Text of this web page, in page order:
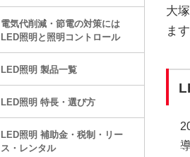
大
ます
電気代削減・節電の対策には
LED照明と照明コントロール
LED照明 製品一覧
LED照明 特長・選び方
LED照明 補助金・税制・リー
ス・レンタル